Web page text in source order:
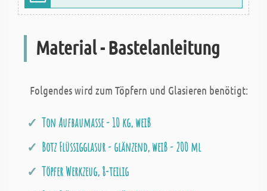
Material - Bastelanleitung
Folgendes wird zum Töpfern und Glasieren benötigt:
Ton Aufbaumasse - 10 kg, weiß
Botz Flüssigglasur - glänzend, weiß - 200 ml
Töpfer Werkzeug, 8-teilig